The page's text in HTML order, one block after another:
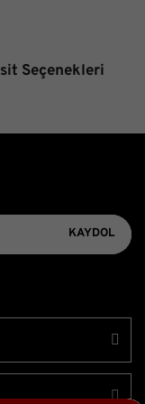
Seçenekleri
KAYDOL